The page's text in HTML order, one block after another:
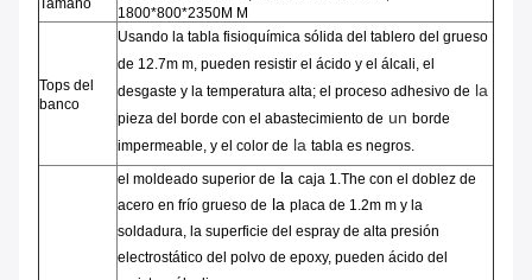
Tamaño
1800*800*2350M M
Tops del
banco
Usando la tabla fisioquímica sólida del tablero del grueso
de 12.7m m, pueden resistir el ácido y el álcali, el
desgaste y la temperatura alta; el proceso adhesivo de la
pieza del borde con el abastecimiento de un borde
impermeable, y el color de la tabla es negros.
el moldeado superior de la caja 1.The con el doblez de
acero en frío grueso de la placa de 1.2m m y la
soldadura, la superficie del espray de alta presión
electrostático del polvo de epoxy, pueden ácido del